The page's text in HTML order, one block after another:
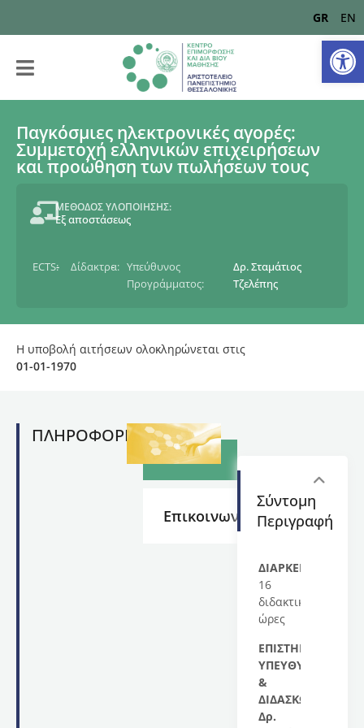
GR EN
Παγκόσμιες ηλεκτρονικές αγορές:
Συμμετοχή ελληνικών επιχειρήσεων
και προώθηση των πωλήσεων τους
ΜΕΘΟΔΟΣ ΥΛΟΠΟΙΗΣΗΣ:
Εξ αποστάσεως
ECTS:- Δίδακτρα:
-
Υπεύθυνος
Προγράμματος:
Δρ. Σταμάτιος
Τζελέπης
Η υποβολή αιτήσεων ολοκληρώνεται στις
01-01-1970
ΠΛΗΡΟΦΟΡΙΕΣ
Επικοινωνία
Σύντομη
Περιγραφή
ΔΙΑΡΚΕΙΑ:
16
διδακτικές
ώρες
ΕΠΙΣΤΗΜΟΝΙΚΟΣ
ΥΠΕΥΘΥΝΟΣ
&
ΔΙΔΑΣΚΩΝ:
Δρ.